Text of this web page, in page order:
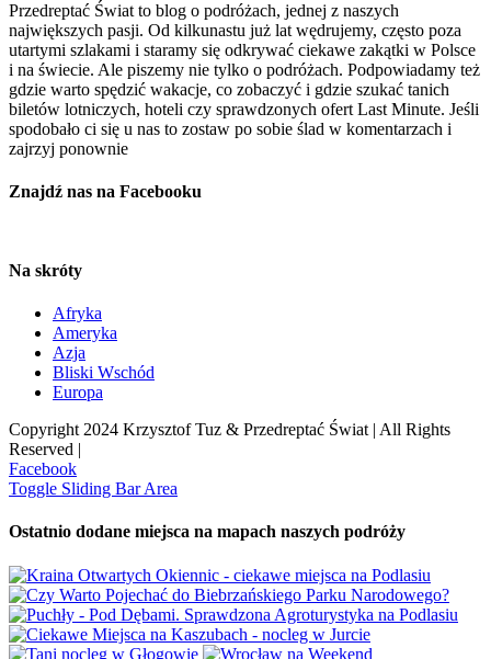
Przedreptać Świat to blog o podróżach, jednej z naszych
największych pasji. Od kilkunastu już lat wędrujemy, często poza
utartymi szlakami i staramy się odkrywać ciekawe zakątki w Polsce
i na świecie. Ale piszemy nie tylko o podróżach. Podpowiadamy też
gdzie warto spędzić wakacje, co zobaczyć i gdzie szukać tanich
biletów lotniczych, hoteli czy sprawdzonych ofert Last Minute. Jeśli
spodobało ci się u nas to zostaw po sobie ślad w komentarzach i
zajrzyj ponownie
Znajdź nas na Facebooku
Na skróty
Afryka
Ameryka
Azja
Bliski Wschód
Europa
Copyright 2024 Krzysztof Tuz & Przedreptać Świat | All Rights
Reserved |
Facebook
Toggle Sliding Bar Area
Ostatnio dodane miejsca na mapach naszych podróży